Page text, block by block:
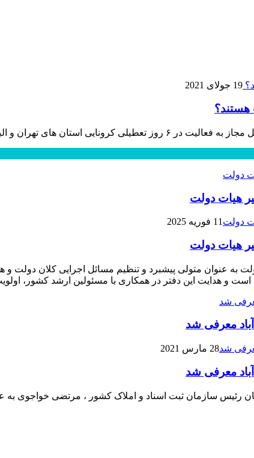
19 جولای 2021
های تهران و البرز را اعلام کرد.
هیات دولت
11 فوریه 2025
هیات دولت
عنوان متولی پیشبرد و تنظیم مسائل اجرایی کلان دولت و
و هدایت این دفتر در همکاری با مسئولین ارشد کشور،
معرفی شد
28 مارس 2021
معرفی شد
رئیس سازمان ثبت اسناد و املاک کشور ، مرتضی خواجوی